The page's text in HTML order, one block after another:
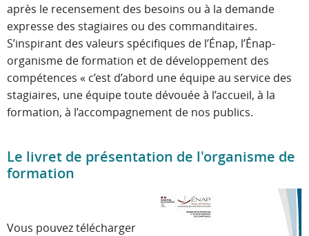
après le recensement des besoins ou à la demande
expresse des stagiaires ou des commanditaires.
S’inspirant des valeurs spécifiques de l’Énap, l’Énap-
organisme de formation et de développement des
compétences « c’est d’abord une équipe au service des
stagiaires, une équipe toute dévouée à l’accueil, à la
formation, à l’accompagnement de nos publics.
Le livret de présentation de l'organisme de
formation
Vous pouvez télécharger